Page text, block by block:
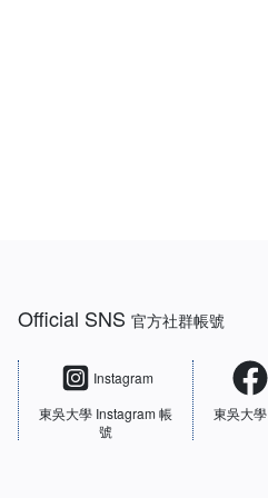
Official SNS 官方社群帳號
Instagram
東吳大學 Instagram 帳
號
東吳大學